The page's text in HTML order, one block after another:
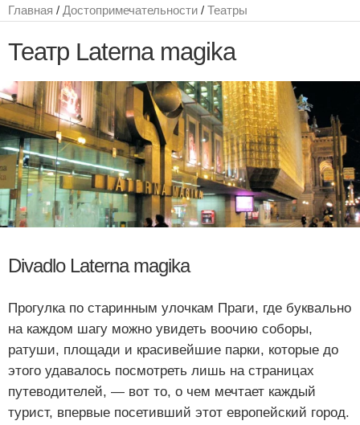
Главная / Достопримечательности / Театры
Театр Laterna magika
Divadlo Laterna magika
Прогулка по старинным улочкам Праги, где буквально
на каждом шагу можно увидеть воочию соборы,
ратуши, площади и красивейшие парки, которые до
этого удавалось посмотреть лишь на страницах
путеводителей, — вот то, о чем мечтает каждый
турист, впервые посетивший этот европейский город.